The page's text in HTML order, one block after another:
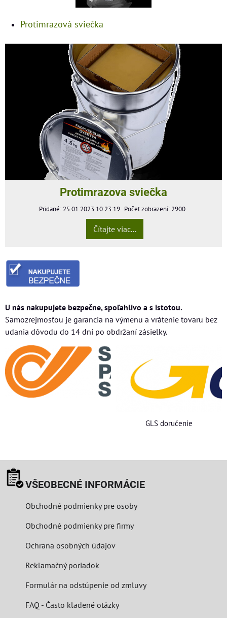
Protimrazová sviečka
Protimrazova sviečka
Pridané: 25.01.2023 10:23:19 Počet zobrazení: 2900
Čítajte viac...
U nás nakupujete bezpečne, spoľahlivo a s istotou.
Samozrejmosťou je garancia na výmenu a vrátenie tovaru bez
udania dôvodu do 14 dní po obdržaní zásielky.
GLS doručenie
VŠEOBECNÉ INFORMÁCIE
Obchodné podmienky pre osoby
Obchodné podmienky pre firmy
Ochrana osobných údajov
Reklamačný poriadok
Formulár na odstúpenie od zmluvy
FAQ - Často kladené otázky